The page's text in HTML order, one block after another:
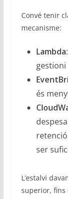
Convé tenir
mecanisme:
Lambda
gestioni
és
ser
L’estalvi
superior, fins